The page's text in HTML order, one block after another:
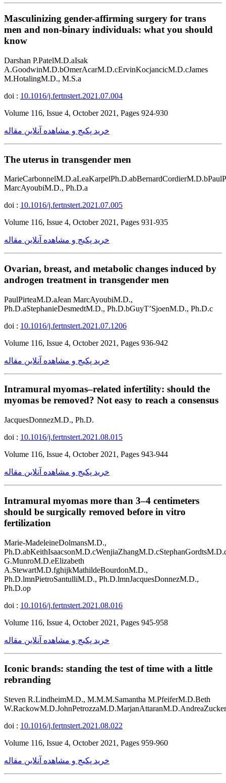
Masculinizing gender-affirming surgery for trans
men and non-binary individuals: what you should
know
Darshan P.PatelM.D.aIsak
A.GoodwinM.D.bOmerAcarM.D.cErvinKocjancicM.D.cJames
M.HotalingM.D., M.S.a
doi : 10.1016/j.fertnstert.2021.07.004
Volume 116, Issue 4, October 2021, Pages 924-930
خرید پکیج و مشاهده آنلاین مقاله
The uterus in transgender men
MarcAyoubiM.D., Ph.D.a
doi : 10.1016/j.fertnstert.2021.07.005
Volume 116, Issue 4, October 2021, Pages 931-935
خرید پکیج و مشاهده آنلاین مقاله
Ovarian, breast, and metabolic changes induced by
androgen treatment in transgender men
PaulPirteaM.D.aJean MarcAyoubiM.D.,
Ph.D.aStephanieDesmedtM.D., Ph.D.bGuyT’SjoenM.D., Ph.D.c
doi : 10.1016/j.fertnstert.2021.07.1206
Volume 116, Issue 4, October 2021, Pages 936-942
خرید پکیج و مشاهده آنلاین مقاله
Intramural myomas–related infertility: should the
myomas be removed? Not easy to reach a consensus
JacquesDonnezM.D., Ph.D.
doi : 10.1016/j.fertnstert.2021.08.015
Volume 116, Issue 4, October 2021, Pages 943-944
خرید پکیج و مشاهده آنلاین مقاله
Intramural myomas more than 3–4 centimeters
should be surgically removed before in vitro
fertilization
Marie-MadeleineDolmansM.D.,
G.MunroM.D.eElizabeth
A.StewartM.D.fghijkMathildeBourdonM.D.,
Ph.D.lmnPietroSantulliM.D., Ph.D.lmnJacquesDonnezM.D.,
Ph.D.op
doi : 10.1016/j.fertnstert.2021.08.016
Volume 116, Issue 4, October 2021, Pages 945-958
خرید پکیج و مشاهده آنلاین مقاله
Iconic brands: standing the test of time with a little
rebranding
Steven R.LindheimM.D., M.M.M.Samantha M.PfeiferM.D.Beth
doi : 10.1016/j.fertnstert.2021.08.022
Volume 116, Issue 4, October 2021, Pages 959-960
خرید پکیج و مشاهده آنلاین مقاله